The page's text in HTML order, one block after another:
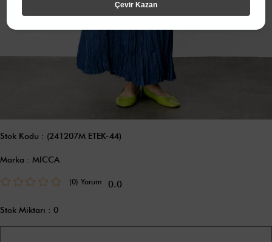
Stok Kodu (241207M ETEK-44)
Marka : MICCA
(0) 0.0
Stok Miktarı : 0
Çevir Kazan